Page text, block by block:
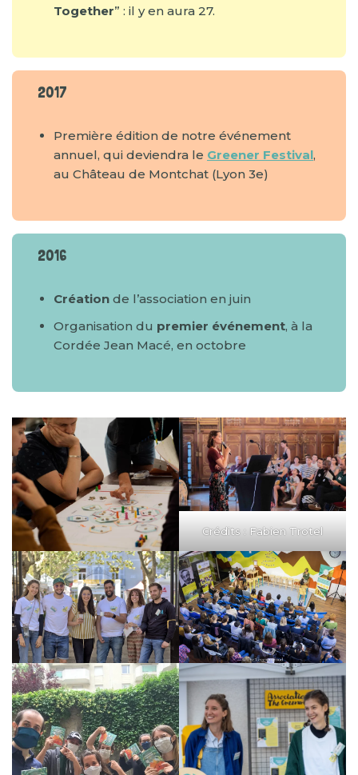
Together” : il y en aura 27.
2017
Première édition de notre événement
annuel, qui deviendra le Greener Festival,
au Château de Montchat (Lyon 3e)
2016
Création de l’association en juin
Organisation du premier événement, à la
Cordée Jean Macé, en octobre
Crédits : Fabien Trotel